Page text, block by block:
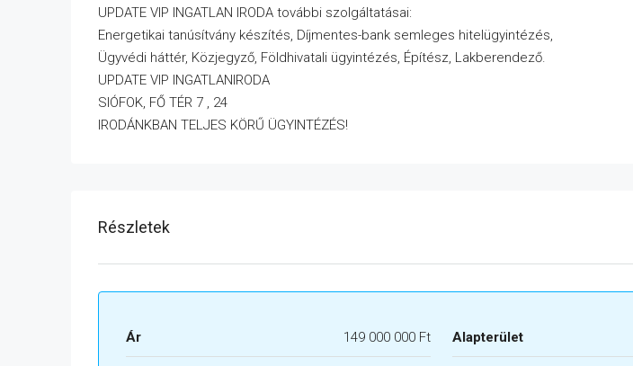
UPDATE VIP INGATLAN IRODA további szolgáltatásai:
Energetikai tanúsítvány készítés, Díjmentes-bank semleges hitelügyintézés,
Ügyvédi háttér, Közjegyző, Földhivatali ügyintézés, Építész, Lakberendező.
UPDATE VIP INGATLANIRODA
SIÓFOK, FŐ TÉR 7 , 24
IRODÁNKBAN TELJES KÖRŰ ÜGYINTÉZÉS!
Részletek
Ár 149 000 000 Ft Alapterület